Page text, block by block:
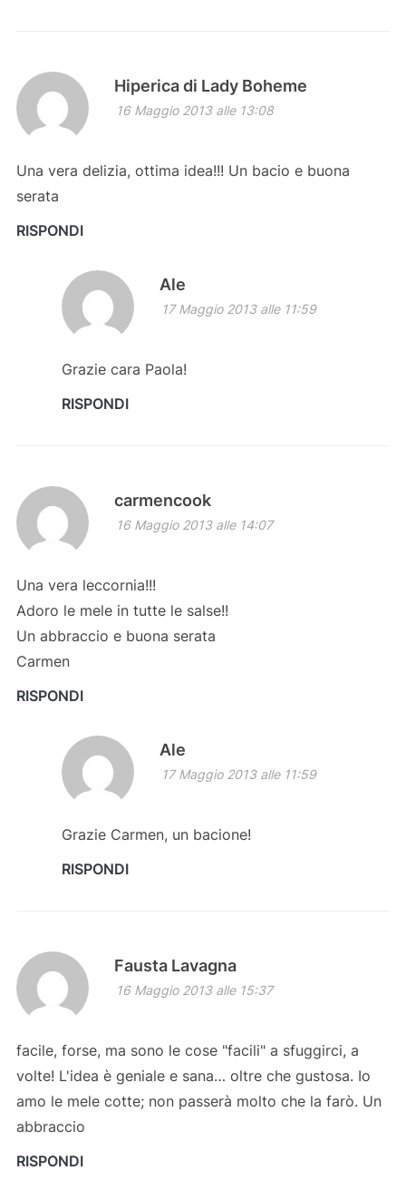
Hiperica di Lady Boheme
16 Maggio 2013 alle 13:08
Una vera delizia, ottima idea!!! Un bacio e buona
serata
RISPONDI
Ale
17 Maggio 2013 alle 11:59
Grazie cara Paola!
RISPONDI
carmencook
16 Maggio 2013 alle 14:07
Una vera leccornia!!!
Adoro le mele in tutte le salse!!
Un abbraccio e buona serata
Carmen
RISPONDI
Ale
17 Maggio 2013 alle 11:59
Grazie Carmen, un bacione!
RISPONDI
Fausta Lavagna
16 Maggio 2013 alle 15:37
facile, forse, ma sono le cose "facili" a sfuggirci, a
volte! L'idea è geniale e sana… oltre che gustosa. Io
amo le mele cotte; non passerà molto che la farò. Un
abbraccio
RISPONDI